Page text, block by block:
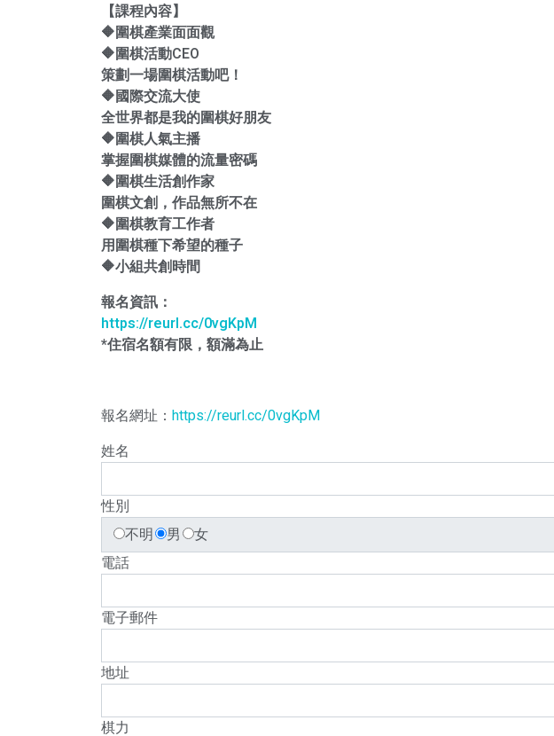
【課程內容】
🔶圍棋產業面面觀
🔶圍棋活動CEO
策劃一場圍棋活動吧！
🔶國際交流大使
全世界都是我的圍棋好朋友
🔶圍棋人氣主播
掌握圍棋媒體的流量密碼
🔶圍棋生活創作家
圍棋文創，作品無所不在
🔶圍棋教育工作者
用圍棋種下希望的種子
🔶⼩組共創時間
報名資訊：
https://reurl.cc/0vgKpM
*住宿名額有限，額滿為止
報名網址： https://reurl.cc/0vgKpM
姓名
性別
不明
男
女
電話
電子郵件
地址
棋力